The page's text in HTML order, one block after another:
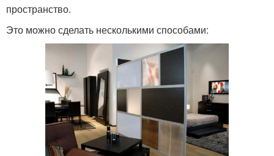
пространство.
Это можно сделать несколькими способами: